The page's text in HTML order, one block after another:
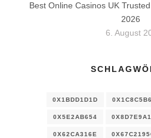
Best Online Casinos UK
2026
6. August
0X1BDD1D1D
0X5E2AB654
0X62CA316E